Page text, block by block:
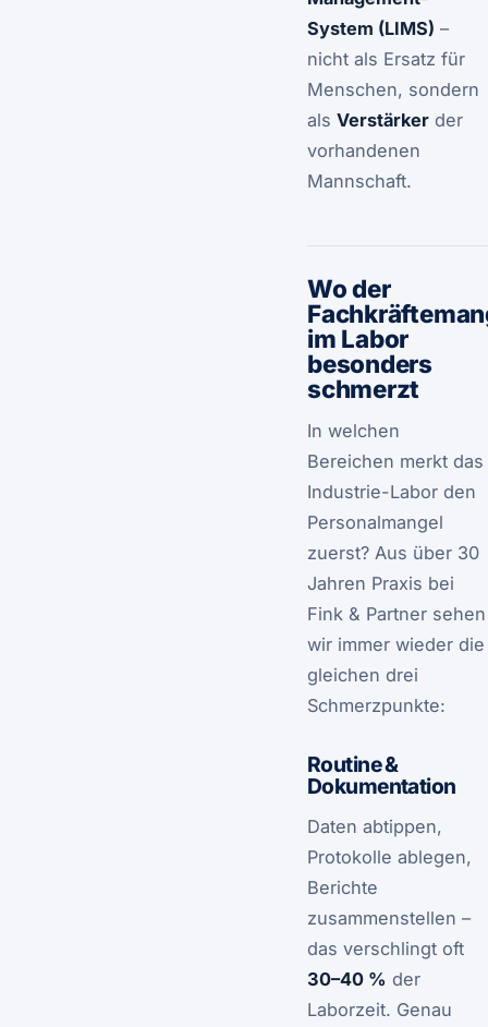
System (LIMS) –
nicht als Ersatz für
Menschen, sondern
als Verstärker der
vorhandenen
Mannschaft.
Wo der
im Labor
besonders
schmerzt
In welchen
Bereichen merkt das
Industrie-Labor den
Personalmangel
zuerst? Aus über 30
Jahren Praxis bei
Fink & Partner sehen
wir immer wieder die
gleichen drei
Schmerzpunkte:
Routine &
Dokumentation
Daten abtippen,
Protokolle ablegen,
Berichte
zusammenstellen –
das verschlingt oft
30–40 % der
Laborzeit. Genau